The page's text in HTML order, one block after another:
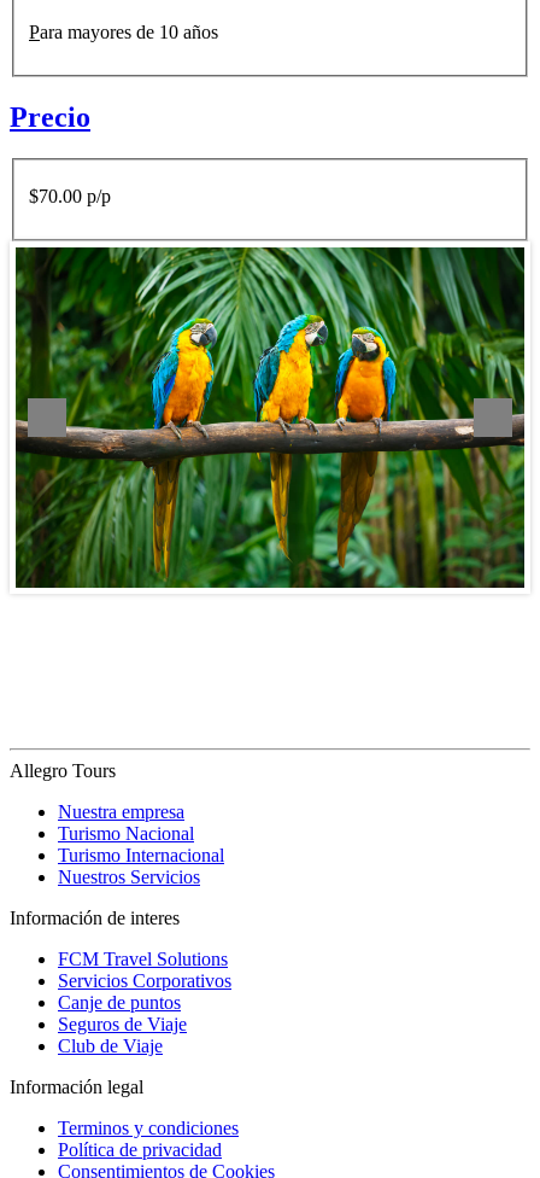
Para mayores de 10 años
Precio
$70.00 p/p
Allegro Tours
Nuestra empresa
Turismo Nacional
Turismo Internacional
Nuestros Servicios
Información de interes
FCM Travel Solutions
Servicios Corporativos
Canje de puntos
Seguros de Viaje
Club de Viaje
Información legal
Terminos y condiciones
Política de privacidad
Consentimientos de Cookies